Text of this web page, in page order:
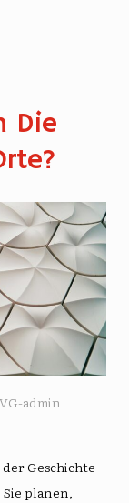
Die
admin
Geschichte
planen,